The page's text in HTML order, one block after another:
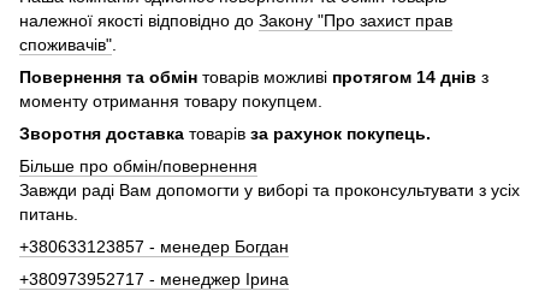
належної якості відповідно до Закону "Про захист прав
споживачів"
Повернення та обмін товарів можливі протягом 14 днів з
моменту отримання товару покупцем.
Зворотня доставка товарів за рахунок покупець.
Більше про обмін/повернення
Завжди раді Вам допомогти у виборі та проконсультувати з усіх
питань.
+380633123857 - менедер Богдан
+380973952717 - менеджер Ірина